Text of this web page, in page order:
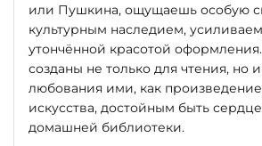
или Пушкина, ощущаешь особую
культурным наследием,
утончённой красотой
созданы не только для чтения, но
любования ими, как
искусства, достойным быть
домашней библиотеки.